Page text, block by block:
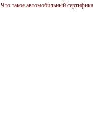
Что такое автомобильный